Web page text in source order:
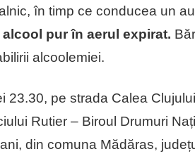
în timp ce conducea un
pur în aerul expirat.
alcoolemiei.
23.30, pe strada Calea
Rutier – Biroul Drumuri
din comuna Mădăras,